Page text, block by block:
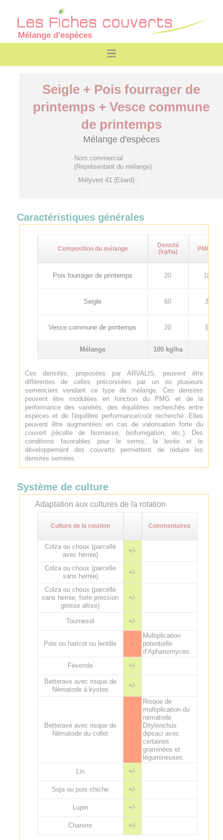
Mélange d'espèces
Seigle + Pois fourrager de
printemps + Vesce commune
de printemps
Mélange d'espèces
Nom commercial
(Représentant du mélange) :
Mélyvert 41 (Eliard)
Caractéristiques générales
Composition du mélange
Densité
(kg/ha)
PMG (g)
Pois fourrager de printemps 20 180
Seigle 60 32
Vesce commune de printemps 20 55
Mélange 100 kg/ha -
Ces densités, proposées par ARVALIS, peuvent être
différentes de celles préconisées par un ou plusieurs
semenciers vendant ce type de mélange. Ces densités
peuvent être modulées en fonction du PMG et de la
performance des variétés, des équilibres recherchés entre
espèces et de l'équilibre performance/coût recherché. Elles
peuvent être augmentées en cas de valorisation forte du
couvert (récolte de biomasse, biofumigation, etc.). Des
conditions favorables pour le semis, la levée et le
développement des couverts permettent de réduire les
densités semées.
Système de culture
Adaptation aux cultures de la rotation
Culture de la rotation Commentaires
Colza ou choux (parcelle
avec hernie)
+/-
Colza ou choux (parcelle
sans hernie)
+/-
Colza ou choux (parcelle
sans hernie, forte pression
grosse altise)
+/-
Tournesol +/-
Pois ou haricot ou lentille --
Multiplication
potentielle
d’Aphanomyces.
Féverole
+/-
Betterave avec risque de
Nématode à kystes
+/-
Betterave avec risque de
Nématode du collet
--
Risque de
multiplication du
nématode
Ditylenchus
dipsaci avec
certaines
graminées et
légumineuses.
Lin
+/-
Soja ou pois chiche +/-
Lupin +/-
Chanvre +/-